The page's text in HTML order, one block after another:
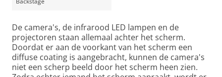
De camera's, de infrarood LED lampen en de
projectoren staan allemaal achter het scherm.
Doordat er aan de voorkant van het scherm een
diffuse coating is aangebracht, kunnen de camera's
niet een scherp beeld door het scherm heen zien.